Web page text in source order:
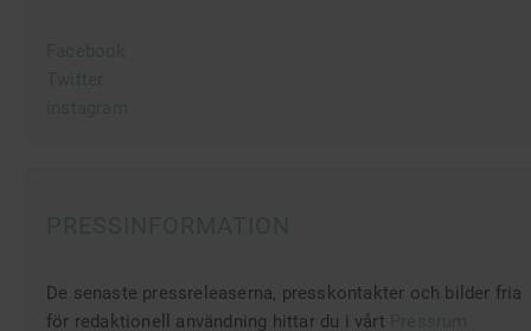
De senaste pressreleaserna, presskontakter och bilder fria
för redaktionell användning hittar du i vårt